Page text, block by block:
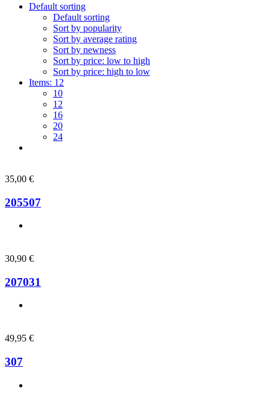
Default sorting
Default sorting
Sort by popularity
Sort by average rating
Sort by newness
Sort by price: low to high
Sort by price: high to low
Items: 12
10
12
16
20
24
35,00 €
205507
30,90 €
207031
49,95 €
307